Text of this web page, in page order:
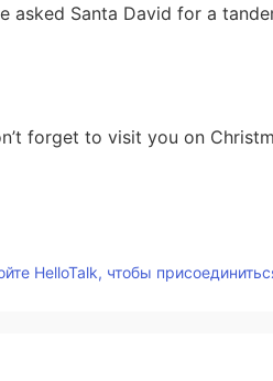
asked Santa David for a
forget to visit you on
HelloTalk, чтобы